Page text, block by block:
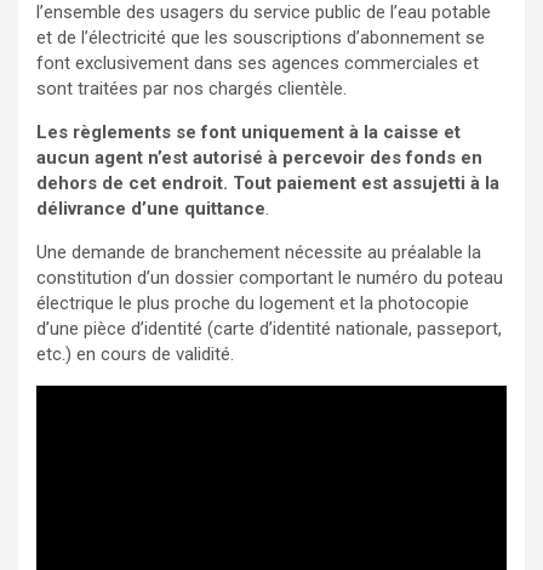
l’ensemble des usagers du service public de l’eau potable
et de l’électricité que les souscriptions d’abonnement se
font exclusivement dans ses agences commerciales et
sont traitées par nos chargés clientèle.
Les règlements se font uniquement à la caisse et
aucun agent n’est autorisé à percevoir des fonds en
dehors de cet endroit. Tout paiement est assujetti à la
délivrance d’une quittance.
Une demande de branchement nécessite au préalable la
constitution d’un dossier comportant le numéro du poteau
électrique le plus proche du logement et la photocopie
d’une pièce d’identité (carte d’identité nationale, passeport,
etc.) en cours de validité.